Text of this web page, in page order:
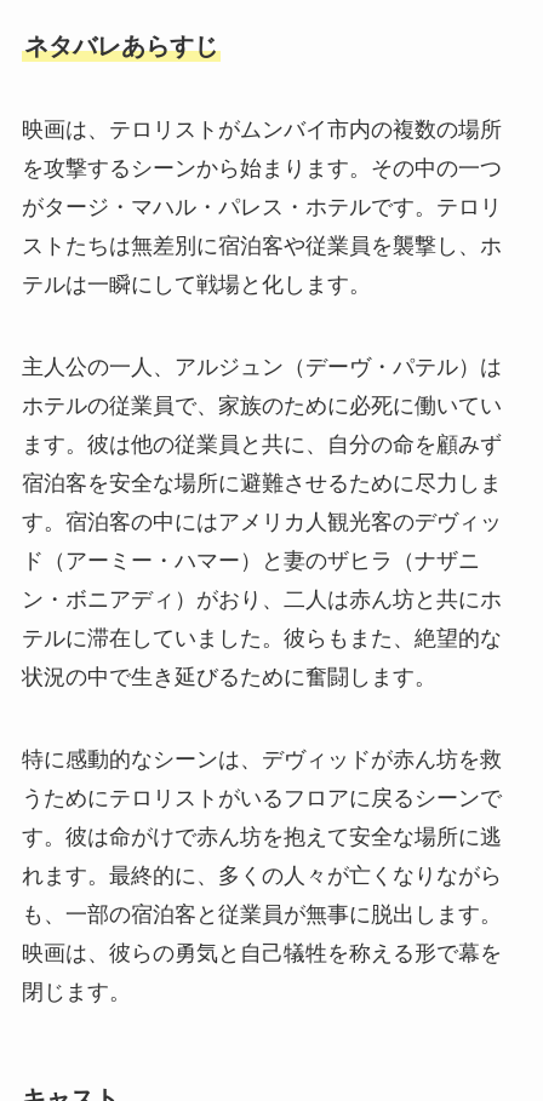
ネタバレあらすじ
映画は、テロリストがムンバイ市内の複数の場所
を攻撃するシーンから始まります。その中の一つ
がタージ・マハル・パレス・ホテルです。テロリ
ストたちは無差別に宿泊客や従業員を襲撃し、ホ
テルは一瞬にして戦場と化します。
主人公の一人、アルジュン（デーヴ・パテル）は
ホテルの従業員で、家族のために必死に働いてい
ます。彼は他の従業員と共に、自分の命を顧みず
宿泊客を安全な場所に避難させるために尽力しま
す。宿泊客の中にはアメリカ人観光客のデヴィッ
ド（アーミー・ハマー）と妻のザヒラ（ナザニ
ン・ボニアディ）がおり、二人は赤ん坊と共にホ
テルに滞在していました。彼らもまた、絶望的な
状況の中で生き延びるために奮闘します。
特に感動的なシーンは、デヴィッドが赤ん坊を救
うためにテロリストがいるフロアに戻るシーンで
す。彼は命がけで赤ん坊を抱えて安全な場所に逃
れます。最終的に、多くの人々が亡くなりながら
も、一部の宿泊客と従業員が無事に脱出します。
映画は、彼らの勇気と自己犠牲を称える形で幕を
閉じます。